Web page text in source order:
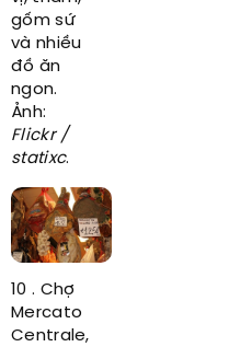
gốm sứ
và nhiều
đồ ăn
ngon.
Ảnh:
Flickr /
statixc.
10 . Chợ
Mercato
Centrale,